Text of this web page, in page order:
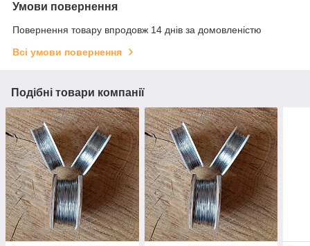
Умови повернення
Повернення товару впродовж 14 днів за домовленістю
Всі умови повернення
Подібні товари компанії